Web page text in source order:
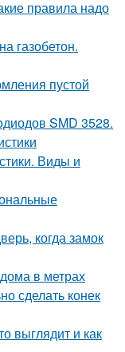
правила надо
газобетон.
пустой
SMD 3528.
Виды и
когда замок
в метрах
сделать конек
выглядит и как